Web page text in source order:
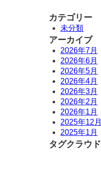
カテゴリー
未分類
アーカイブ
2026年7月
2026年6月
2026年5月
2026年4月
2026年3月
2026年2月
2026年1月
2025年12月
2025年1月
タグクラウド